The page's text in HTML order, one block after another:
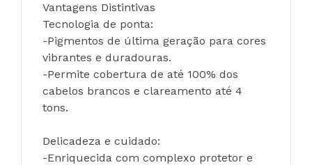
Vantagens Distintivas
Tecnologia de ponta:
-Pigmentos de última geração para cores
vibrantes e duradouras.
-Permite cobertura de até 100% dos
cabelos brancos e clareamento até 4
tons.
Delicadeza e cuidado:
-Enriquecida com complexo protetor e